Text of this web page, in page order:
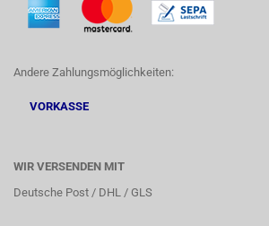
Andere Zahlungsmöglichkeiten:
VORKASSE
WIR VERSENDEN MIT
Deutsche Post / DHL / GLS